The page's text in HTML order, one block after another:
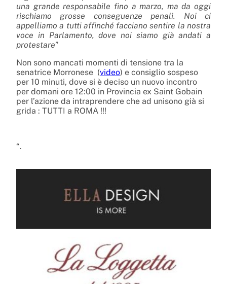
una grande responsabile fino a marzo, ma da oggi
rischiamo grosse conseguenze penali. Noi ci
appelliamo a tutti affinché facciano sentire la nostra
voce in Parlamento, dove noi siamo già andati a
protestare”
Non sono mancati momenti di tensione tra la
senatrice Morronese (video) e consiglio sospeso
per 10 minuti, dove si è deciso un nuovo incontro
per domani ore 12:00 in Provincia ex Saint Gobain
per l’azione da intraprendere che ad unisono già si
grida : TUTTI a ROMA !!!
“.